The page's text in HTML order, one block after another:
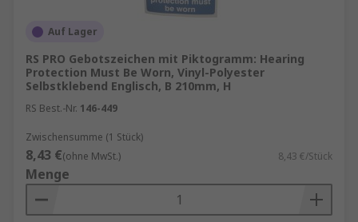
Auf Lager
RS PRO Gebotszeichen mit Piktogramm: Hearing
Protection Must Be Worn, Vinyl-Polyester
Selbstklebend Englisch, B 210mm, H
RS Best.-Nr. 146-449
Zwischensumme (1 Stück)
8,43 €(ohne MwSt.) 8,43 €/Stück
Menge